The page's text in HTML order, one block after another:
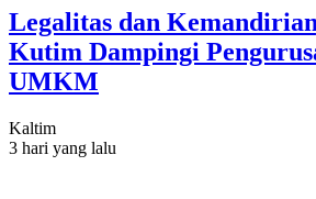
Legalitas dan
Kutim Dampingi
UMKM
Kaltim
3 hari yang lalu